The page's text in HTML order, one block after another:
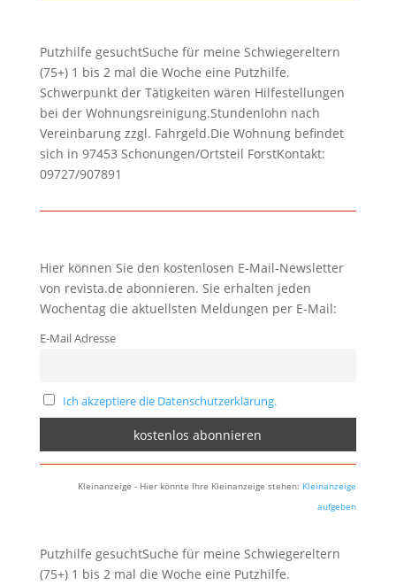
Putzhilfe gesuchtSuche für meine Schwiegereltern
(75+) 1 bis 2 mal die Woche eine Putzhilfe.
Schwerpunkt der Tätigkeiten wären Hilfestellungen
bei der Wohnungsreinigung.Stundenlohn nach
Vereinbarung zzgl. Fahrgeld.Die Wohnung befindet
sich in 97453 Schonungen/Ortsteil ForstKontakt:
09727/907891
Hier können Sie den kostenlosen E-Mail-Newsletter
von revista.de abonnieren. Sie erhalten jeden
Wochentag die aktuellsten Meldungen per E-Mail:
E-Mail Adresse
Ich akzeptiere die Datenschutzerklärung.
Kleinanzeige - Hier könnte Ihre Kleinanzeige stehen: Kleinanzeige
aufgeben
Putzhilfe gesuchtSuche für meine Schwiegereltern
(75+) 1 bis 2 mal die Woche eine Putzhilfe.